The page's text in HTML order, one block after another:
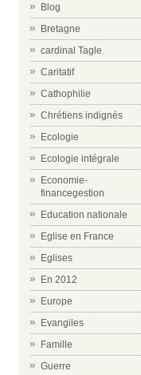
Blog
Bretagne
cardinal Tagle
Caritatif
Cathophilie
Chrétiens indignés
Ecologie
Ecologie intégrale
Economie-
financegestion
Education nationale
Eglise en France
Eglises
En 2012
Europe
Evangiles
Famille
Guerre